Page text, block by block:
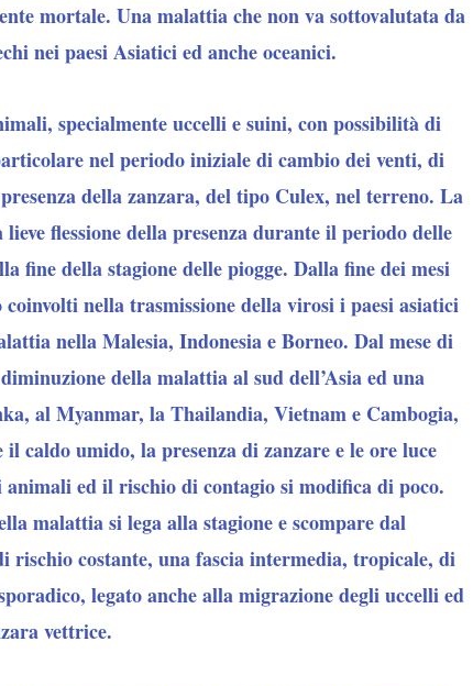
mortale. Una malattia che non va sottovalutata da
nei paesi Asiatici ed anche oceanici.
specialmente uccelli e suini, con possibilità di
nel periodo iniziale di cambio dei venti, di
della zanzara, del tipo Culex, nel terreno. La
flessione della presenza durante il periodo delle
fine della stagione delle piogge. Dalla fine dei mesi
nella trasmissione della virosi i paesi asiatici
nella Malesia, Indonesia e Borneo. Dal mese di
della malattia al sud dell’Asia ed una
al Myanmar, la Thailandia, Vietnam e Cambogia,
caldo umido, la presenza di zanzare e le ore luce
ed il rischio di contagio si modifica di poco.
malattia si lega alla stagione e scompare dal
costante, una fascia intermedia, tropicale, di
legato anche alla migrazione degli uccelli ed
vettrice.